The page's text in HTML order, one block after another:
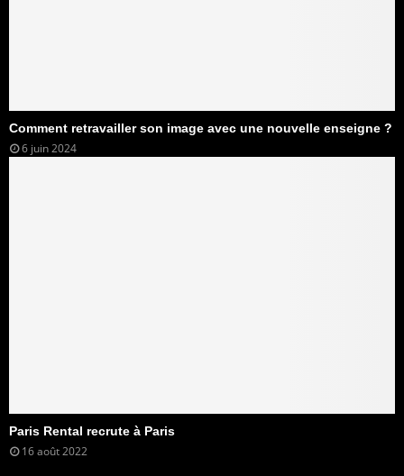
Comment retravailler son image avec une nouvelle enseigne ?
6 juin 2024
Paris Rental recrute à Paris
16 août 2022